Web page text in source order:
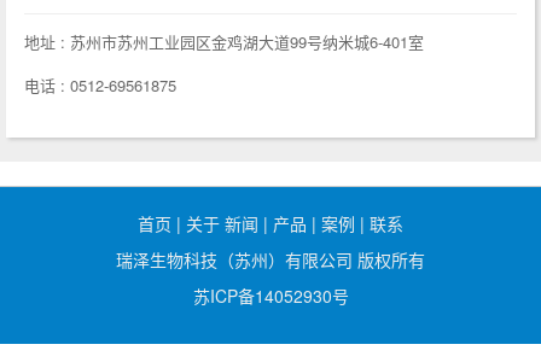
地址 : 苏州市苏州工业园区金鸡湖大道99号纳米城6-401室
电话 : 0512-69561875
首页 | 关于 新闻 | 产品 | 案例 | 联系
瑞泽生物科技（苏州）有限公司 版权所有
苏ICP备14052930号